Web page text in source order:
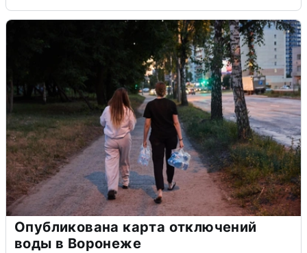
Опубликована карта отключений
воды в Воронеже